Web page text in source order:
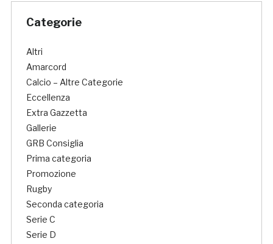
Categorie
Altri
Amarcord
Calcio – Altre Categorie
Eccellenza
Extra Gazzetta
Gallerie
GRB Consiglia
Prima categoria
Promozione
Rugby
Seconda categoria
Serie C
Serie D